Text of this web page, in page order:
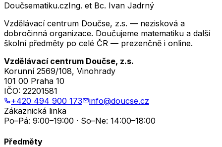
Doučsematiku.czIng. et Bc. Ivan Jadrný
Vzdělávací centrum Doučse, z.s. — nezisková a
dobročinná organizace. Doučujeme matematiku a další
školní předměty po celé ČR — prezenčně i online.
Vzdělávací centrum Doučse, z.s.
Korunní 2569/108, Vinohrady
101 00 Praha 10
IČO: 22201581
+420 494 900 173
info@doucse.cz
Zákaznická linka
Po–Pá: 9:00–19:00 · So–Ne: 14:00–18:00
Předměty